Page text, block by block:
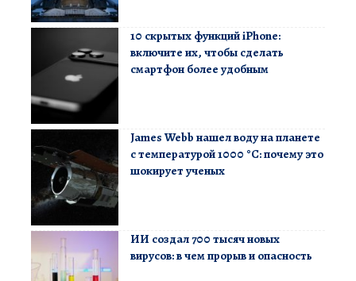
10 скрытых функций iPhone:
включите их, чтобы сделать
смартфон более удобным
James Webb нашел воду на планете
с температурой 1000 °C: почему это
шокирует ученых
ИИ создал 700 тысяч новых
вирусов: в чем прорыв и опасность